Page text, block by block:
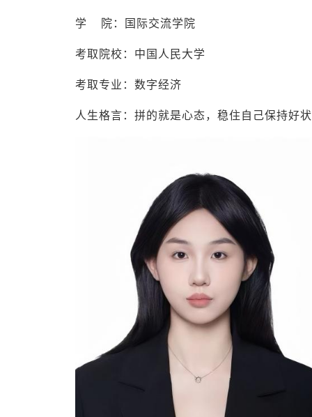
学 院：国际交流学院
考取院校：中国人民大学
考取专业：数字经济
人生格言：拼的就是心态，稳住自己保持好